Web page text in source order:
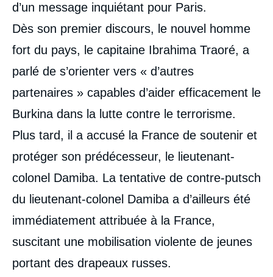
d’un message inquiétant pour Paris.
Dès son premier discours, le nouvel homme
fort du pays, le capitaine Ibrahima Traoré, a
parlé de s’orienter vers « d’autres
partenaires » capables d’aider efficacement le
Burkina dans la lutte contre le terrorisme.
Plus tard, il a accusé la France de soutenir et
protéger son prédécesseur, le lieutenant-
colonel Damiba. La tentative de contre-putsch
du lieutenant-colonel Damiba a d’ailleurs été
immédiatement attribuée à la France,
suscitant une mobilisation violente de jeunes
portant des drapeaux russes.